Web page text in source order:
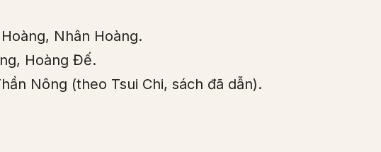
Nhân Hoàng.
Hoàng Đế.
Nông (theo Tsui Chi, sách đã dẫn).